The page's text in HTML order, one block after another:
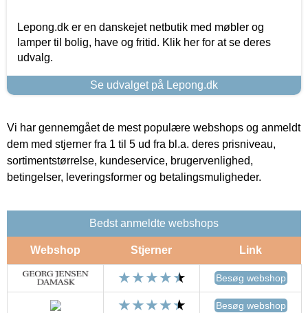
Lepong.dk er en danskejet netbutik med møbler og
lamper til bolig, have og fritid. Klik her for at se deres
udvalg.
Se udvalget på Lepong.dk
Vi har gennemgået de mest populære webshops og anmeldt
dem med stjerner fra 1 til 5 ud fra bl.a. deres prisniveau,
sortimentstørrelse, kundeservice, brugervenlighed,
betingelser, leveringsformer og betalingsmuligheder.
Bedst anmeldte webshops
Webshop Stjerner Link
Besøg webshop
Besøg webshop